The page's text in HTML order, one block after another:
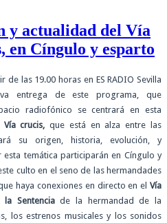
y actualidad del Vía
en Cíngulo y esparto
las 19.00 horas en ES RADIO Sevilla
entrega de este programa, que
radiofónico se centrará en esta
Vía crucis, que está en alza entre las
su origen, historia, evolución, y
temática participarán en Cíngulo y
culto en el seno de las hermandades
haya conexiones en directo en el Vía
Sentenciade la hermandad de la
los estrenos musicales y los sonidos